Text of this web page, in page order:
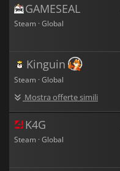
GAMESEAL
Steam · Global
Kinguin
Steam · Global
Mostra offerte simili
K4G
Steam · Global